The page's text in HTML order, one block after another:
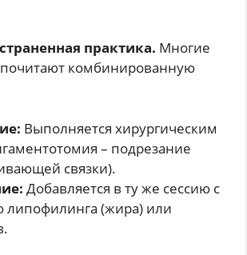
практика. Многие
комбинированную
Выполняется хирургическим
– подрезание
связки).
Добавляется в ту же сессию с
(жира) или